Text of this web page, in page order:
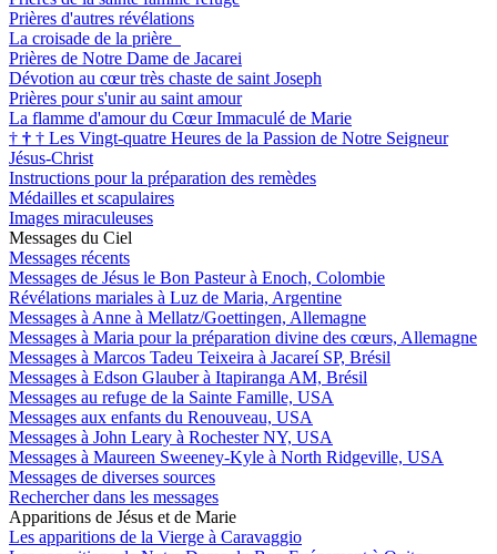
Prières d'autres révélations
La croisade de la prière
Prières de Notre Dame de Jacarei
Dévotion au cœur très chaste de saint Joseph
Prières pour s'unir au saint amour
La flamme d'amour du Cœur Immaculé de Marie
† † † Les Vingt-quatre Heures de la Passion de Notre Seigneur
Jésus-Christ
Instructions pour la préparation des remèdes
Médailles et scapulaires
Images miraculeuses
Messages du Ciel
Messages récents
Messages de Jésus le Bon Pasteur à Enoch, Colombie
Révélations mariales à Luz de Maria, Argentine
Messages à Anne à Mellatz/Goettingen, Allemagne
Messages à Maria pour la préparation divine des cœurs, Allemagne
Messages à Marcos Tadeu Teixeira à Jacareí SP, Brésil
Messages à Edson Glauber à Itapiranga AM, Brésil
Messages au refuge de la Sainte Famille, USA
Messages aux enfants du Renouveau, USA
Messages à John Leary à Rochester NY, USA
Messages à Maureen Sweeney-Kyle à North Ridgeville, USA
Messages de diverses sources
Rechercher dans les messages
Apparitions de Jésus et de Marie
Les apparitions de la Vierge à Caravaggio